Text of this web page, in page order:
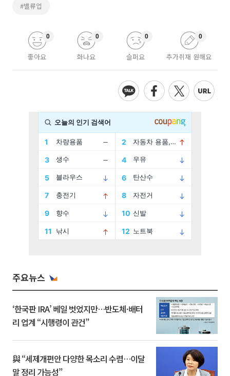
#밸류업
좋아요
0
화나요
0
슬퍼요
0
추가취재 원해요
0
주요뉴스
‘한국판 IRA’ 베일 벗었지만…반도체·배터
리 업계 “시행령이 관건”
與 “세제개편안 다양한 목소리 수렴…이달
말 정리 가능성”